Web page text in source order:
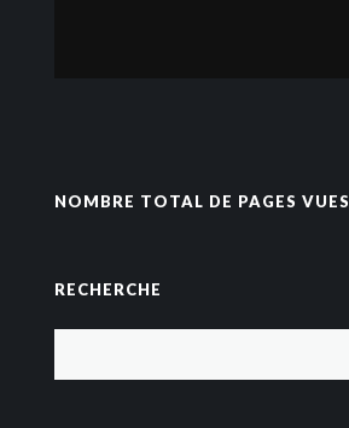
NOMBRE TOTAL DE PAGES VUES
RECHERCHE